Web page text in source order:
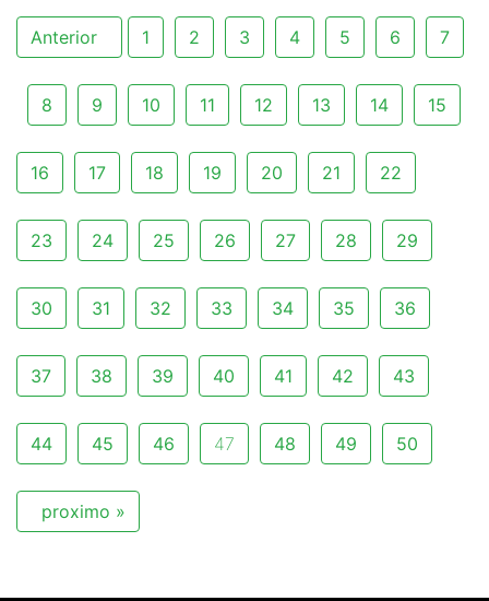
Anterior 1 2 3 4 5 6 7
8 9 10 11 12 13 14 15
16 17 18 19 20 21 22
23 24 25 26 27 28 29
30 31 32 33 34 35 36
37 38 39 40 41 42 43
44 45 46 47 48 49 50
proximo »